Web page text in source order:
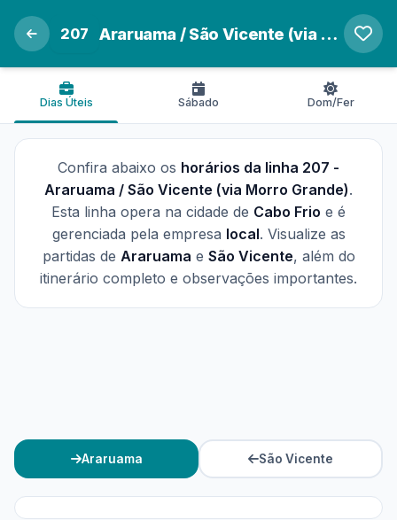
207 Araruama / São Vicente (via Morro Grande)
Dias Úteis Sábado Dom/Fer
Confira abaixo os horários da linha 207 -
Araruama / São Vicente (via Morro Grande).
Esta linha opera na cidade de Cabo Frio e é
gerenciada pela empresa local. Visualize as
partidas de Araruama e São Vicente, além do
itinerário completo e observações importantes.
Araruama São Vicente